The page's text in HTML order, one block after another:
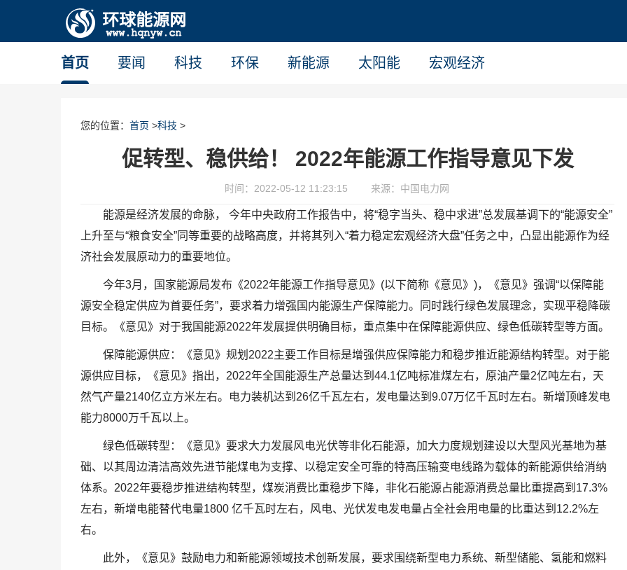
首页 要闻 科技 环保 新能源 太阳能 宏观经济
您的位置： 首页 >科技 >
促转型、稳供给！ 2022年能源工作指导意见下发
时间：2022-05-12 11:23:15 来源：中国电力网
能源是经济发展的命脉， 今年中央政府工作报告中，将“稳字当头、稳中求进”总发展基调下的“能源安全”
上升至与“粮食安全”同等重要的战略高度，并将其列入“着力稳定宏观经济大盘”任务之中，凸显出能源作为经
济社会发展原动力的重要地位。
今年3月，国家能源局发布《2022年能源工作指导意见》(以下简称《意见》)，《意见》强调“以保障能
源安全稳定供应为首要任务”，要求着力增强国内能源生产保障能力。同时践行绿色发展理念，实现平稳降碳
目标。《意见》对于我国能源2022年发展提供明确目标，重点集中在保障能源供应、绿色低碳转型等方面。
保障能源供应：《意见》规划2022主要工作目标是增强供应保障能力和稳步推近能源结构转型。对于能
源供应目标，《意见》指出，2022年全国能源生产总量达到44.1亿吨标准煤左右，原油产量2亿吨左右，天
然气产量2140亿立方米左右。电力装机达到26亿千瓦左右，发电量达到9.07万亿千瓦时左右。新增顶峰发电
能力8000万千瓦以上。
绿色低碳转型：《意见》要求大力发展风电光伏等非化石能源，加大力度规划建设以大型风光基地为基
础、以其周边清洁高效先进节能煤电为支撑、以稳定安全可靠的特高压输变电线路为载体的新能源供给消纳
体系。2022年要稳步推进结构转型，煤炭消费比重稳步下降，非化石能源占能源消费总量比重提高到17.3%
左右，新增电能替代电量1800 亿千瓦时左右，风电、光伏发电发电量占全社会用电量的比重达到12.2%左
右。
此外，《意见》鼓励电力和新能源领域技术创新发展，要求围绕新型电力系统、新型储能、氢能和燃料